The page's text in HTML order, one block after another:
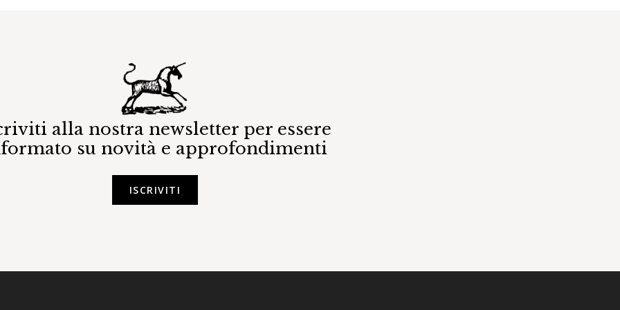
alla nostra newsletter per essere
su novità e approfondimenti
ISCRIVITI